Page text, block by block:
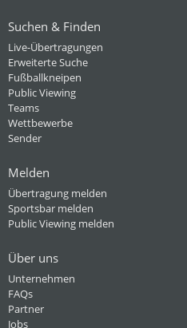
Suchen & Finden
Live-Übertragungen
Erweiterte Suche
Fußballkneipen
Public Viewing
Teams
Wettbewerbe
Sender
Melden
Übertragung melden
Sportsbar melden
Public Viewing melden
Über uns
Unternehmen
FAQs
Partner
Jobs